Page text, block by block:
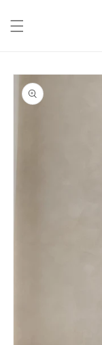
content
Skip to
product
information